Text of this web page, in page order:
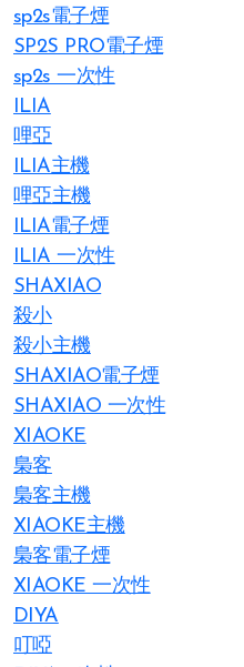
sp2s電子煙
SP2S PRO電子煙
sp2s 一次性
ILIA
哩亞
ILIA主機
哩亞主機
ILIA電子煙
ILIA 一次性
SHAXIAO
殺小
殺小主機
SHAXIAO電子煙
SHAXIAO 一次性
XIAOKE
梟客
梟客主機
XIAOKE主機
梟客電子煙
XIAOKE 一次性
DIYA
叮啞